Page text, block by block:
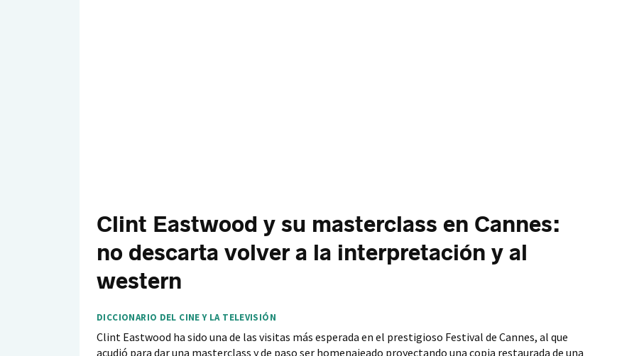
Clint Eastwood y su masterclass en Cannes:
no descarta volver a la interpretación y al
western
DICCIONARIO DEL CINE Y LA TELEVISIÓN
Clint Eastwood ha sido una de las visitas más esperada en el prestigioso Festival de Cannes, al que
acudió para dar una masterclass y de paso ser homenajeado proyectando una copia restaurada de una